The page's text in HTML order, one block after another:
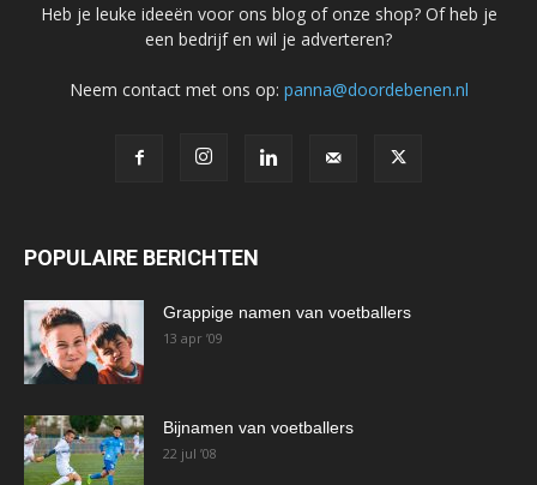
Heb je leuke ideeën voor ons blog of onze shop? Of heb je
een bedrijf en wil je adverteren?
Neem contact met ons op: panna@doordebenen.nl
POPULAIRE BERICHTEN
Grappige namen van voetballers
13 apr ’09
Bijnamen van voetballers
22 jul ’08